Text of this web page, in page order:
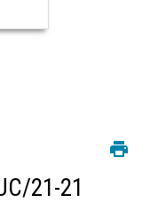
21-21